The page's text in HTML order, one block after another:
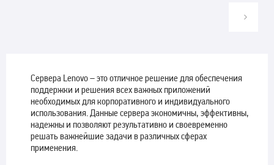
Сервера Lenovo – это отличное решение для обеспечения
поддержки и решения всех важных приложений
необходимых для корпоративного и индивидуального
использования. Данные сервера экономичны, эффективны,
надежны и позволяют результативно и своевременно
решать важнейшие задачи в различных сферах
применения.